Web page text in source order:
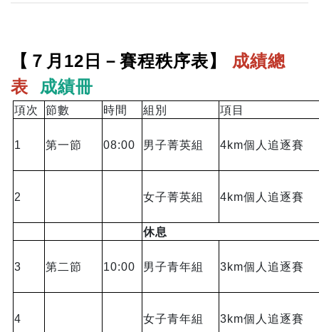
【７月12日－賽程秩序表】
成績總
表
成績冊
項次 節數 時間 組別 項目
1 第一節 08:00 男子菁英組 4km個人追逐賽
2 女子菁英組 4km個人追逐賽
休息
3 第二節 10:00 男子青年組 3km個人追逐賽
4 女子青年組 3km個人追逐賽